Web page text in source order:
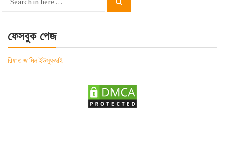
Search
ফেসবুক পেজ
রিফাত জামিল ইউসুফজাই